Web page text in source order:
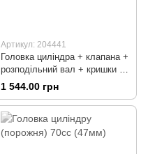
Артикул: 204441
Головка циліндра + клапана +
розподільний вал + кришки в
зборі 70cc (47мм)
1 544.00 грн